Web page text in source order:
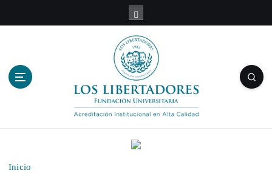
Inicio